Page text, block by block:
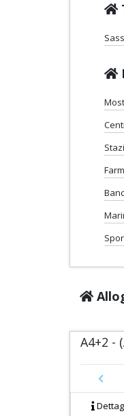
A4+2